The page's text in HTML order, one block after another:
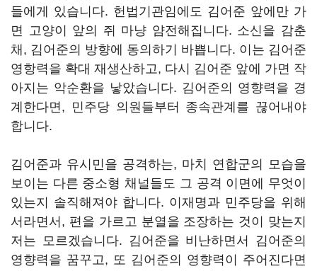
들에게 있습니다. 헌법기관임에도 김어준 앞에만 가
면 고양이 앞의 쥐 마냥 얌전해집니다. 소신을 감춘
채, 김어준의 방향에 동의하기 바쁩니다. 이는 김어준
영항력을 확대 재생산하고, 다시 김어준 앞에 가면 작
아지는 악순환을 낳았습니다. 김어준의 영향력을 경
계한다면, 민주당 의원들부터 종속관계를 끊어내야
합니다.
김어준과 유시민을 공격하는, 마치 연합군의 모습을
보이는 다른 중소형 채널들도 그 공격 이면에 무엇이
있는지 솔직해져야 합니다. 이재명과 민주당을 위해
서라면서, 편을 가르고 분열을 조장하는 것이 맞는지
저는 모르겠습니다. 김어준을 비난하면서 김어준의
영향력을 꿈꾸고, 또 김어준의 영향력이 주어진다면